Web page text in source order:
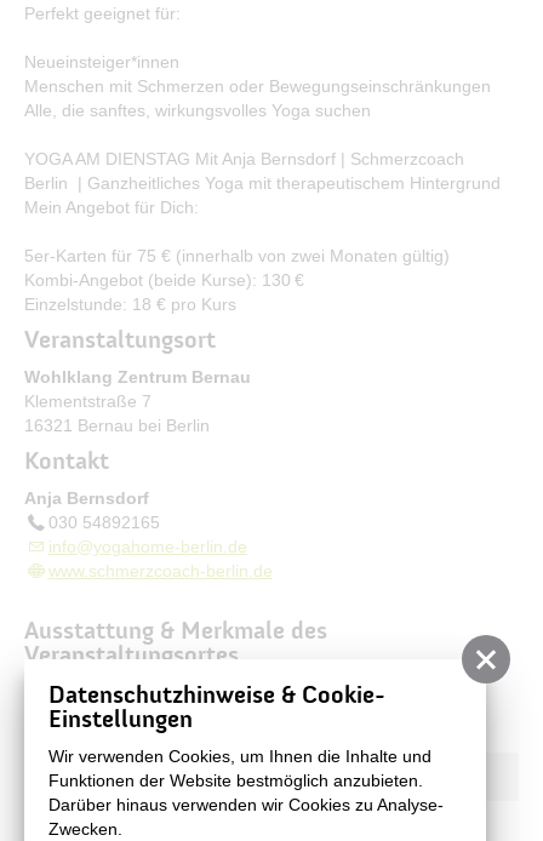
Bürgerinformation
Stadtverwaltung
Perfekt geeignet für:
Neueinsteiger*innen
Menschen mit Schmerzen oder Bewegungseinschränkungen
Alle, die sanftes, wirkungsvolles Yoga suchen
YOGA AM DIENSTAG Mit Anja Bernsdorf | Schmerzcoach
Berlin | Ganzheitliches Yoga mit therapeutischem Hintergrund
Mein Angebot für Dich:
5er-Karten für 75 € (innerhalb von zwei Monaten gültig)
Kombi-Angebot (beide Kurse): 130 €
Einzelstunde: 18 € pro Kurs
Veranstaltungsort
Wohlklang Zentrum Bernau
Klementstraße 7
16321 Bernau bei Berlin
Kontakt
Anja Bernsdorf
030 54892165
info@yogahome-berlin.de
www.schmerzcoach-berlin.de
Ausstattung & Merkmale des
Veranstaltungsortes
Geschultes Personal
Datenschutzhinweise & Cookie-
Einstellungen
Wir verwenden Cookies, um Ihnen die Inhalte und
Funktionen der Website bestmöglich anzubieten.
Darüber hinaus verwenden wir Cookies zu Analyse-
Zwecken.